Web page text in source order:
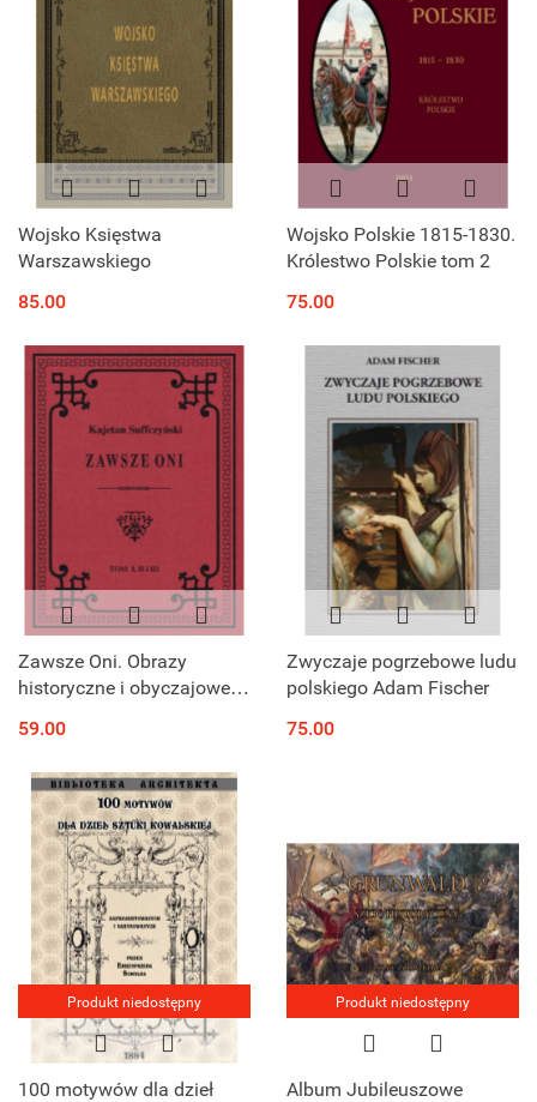
Wojsko Księstwa
Warszawskiego
85.00
Wojsko Polskie 1815-1830.
Królestwo Polskie tom 2
75.00
Zawsze Oni. Obrazy
historyczne i obyczajowe z
Legionów. Tom I, II i III
59.00
Zwyczaje pogrzebowe ludu
polskiego Adam Fischer
75.00
Produkt niedostępny
100 motywów dla dzieł
Produkt niedostępny
Album Jubileuszowe